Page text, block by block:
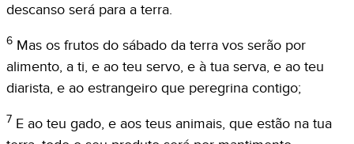
descanso será para a terra.
6 Mas os frutos do sábado da terra vos serão por
alimento, a ti, e ao teu servo, e à tua serva, e ao teu
diarista, e ao estrangeiro que peregrina contigo;
7 E ao teu gado, e aos teus animais, que estão na tua